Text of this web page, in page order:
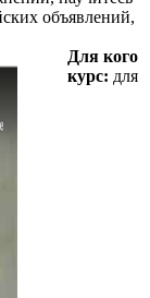
объявлений,
Для кого
курс: для